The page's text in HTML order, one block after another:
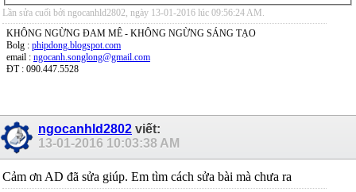
Lần sửa cuối bởi ngocanhld2802, ngày 13-01-2016 lúc 09:56:24 AM .
KHÔNG NGỪNG ĐAM MÊ - KHÔNG NGỪNG SÁNG TẠO
Bolg : phipdong.blogspot.com
email : ngocanh.songlong@gmail.com
ĐT : 090.447.5528
ngocanhld2802 viết:
13-01-2016 10:03:38 AM
Cảm ơn AD đã sửa giúp. Em tìm cách sửa bài mà chưa ra